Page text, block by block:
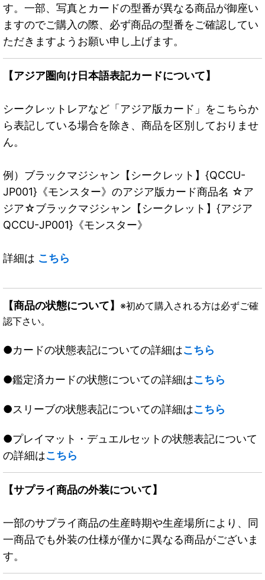
す。一部、写真とカードの型番が異なる商品が御座い
ますのでご購入の際、必ず商品の型番をご確認してい
ただきますようお願い申し上げます。
【アジア圏向け日本語表記カードについて】
シークレットレアなど「アジア版カード」をこちらか
ら表記している場合を除き、商品を区別しておりませ
ん。
例）ブラックマジシャン【シークレット】{QCCU-
JP001}《モンスター》のアジア版カード商品名 ☆ア
ジア☆ブラックマジシャン【シークレット】{アジア
QCCU-JP001}《モンスター》
詳細は こちら
【商品の状態について】 ※初めて購入される方は必ずご確
認下さい。
●カードの状態表記についての詳細はこちら
●鑑定済カードの状態についての詳細はこちら
●スリーブの状態表記についての詳細はこちら
●プレイマット・デュエルセットの状態表記について
の詳細はこちら
【サプライ商品の外装について】
一部のサプライ商品の生産時期や生産場所により、同
一商品でも外装の仕様が僅かに異なる商品がございま
す。